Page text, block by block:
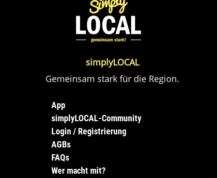
simplyLOCAL
Gemeinsam stark für die Region.
App
simplyLOCAL-Community
Login / Registrierung
AGBs
FAQs
Wer macht mit?